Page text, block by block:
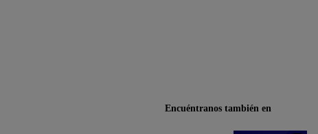
Encuéntranos también en